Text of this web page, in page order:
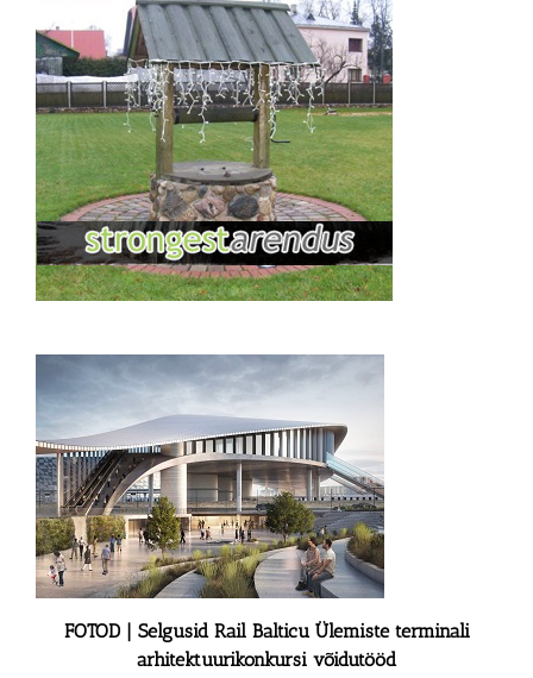
FOTOD | Selgusid Rail Balticu Ülemiste terminali
arhitektuurikonkursi võidutööd